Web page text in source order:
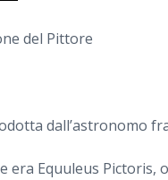
del Pittore
dall’astronomo
era Equuleus Pictoris,